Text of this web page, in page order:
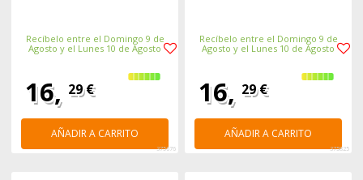
Recíbelo entre el Domingo 9 de
Agosto y el Lunes 10 de Agosto
16, 29 €
AÑADIR A CARRITO
375676
Recíbelo entre el Domingo 9 de
Agosto y el Lunes 10 de Agosto
16, 29 €
AÑADIR A CARRITO
375825